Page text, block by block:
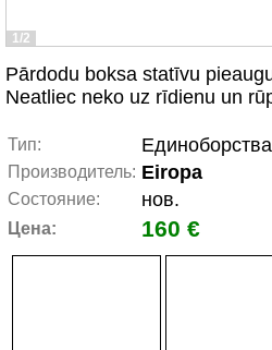
1/2
Pārdodu boksa statīvu
Neatliec neko uz rīdienu un
Тип: Единоборства
Производитель: Eiropa
Состояние: нов.
Цена: 160 €